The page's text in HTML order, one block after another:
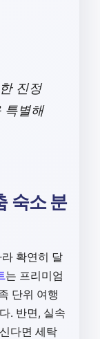
진정
특별해
숙소 분
확연히 달
는 프리미엄
단위 여행
. 반면, 실속
다면 세탁